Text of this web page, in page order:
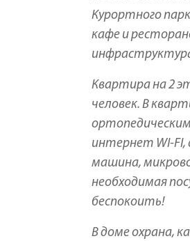
Курортного
кафе и
Квартира на 2
человек. В
интернет WI-FI,
машина,
необходимая
беспокоить!
В доме охрана,